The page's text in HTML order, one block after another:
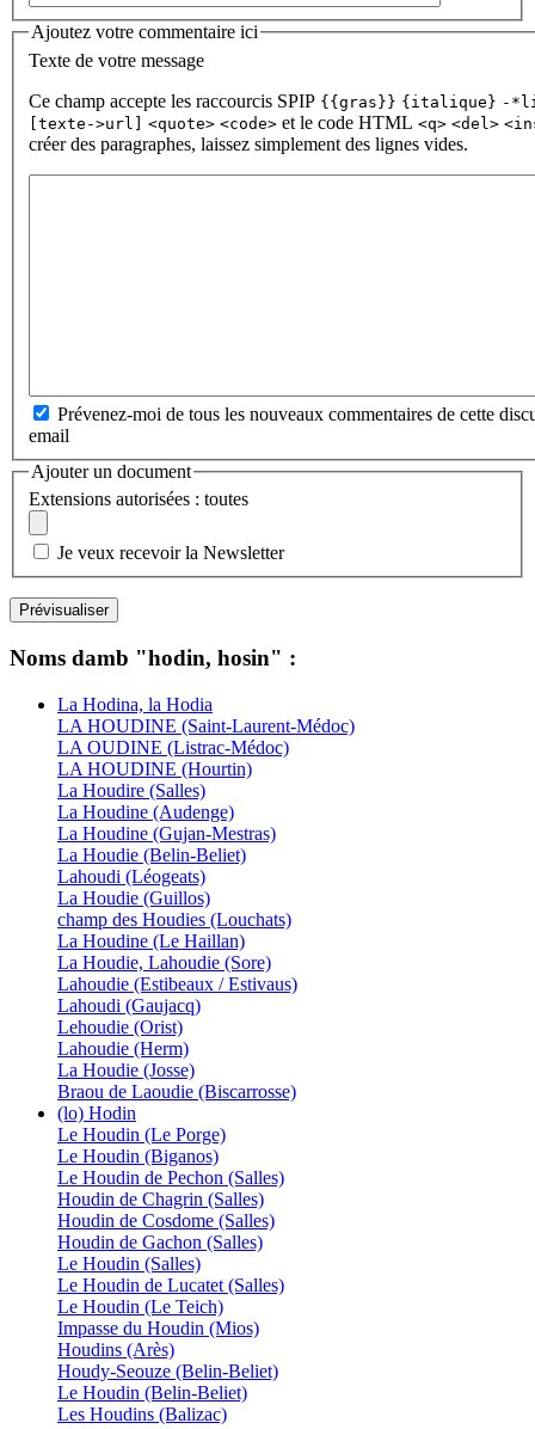
Ajoutez votre commentaire ici
Texte de votre message
Ce champ accepte les raccourcis SPIP {{gras}} {italique} -
[texte->url] <quote> <code> et le code HTML <q> <del>
créer des paragraphes, laissez simplement des lignes vides.
Prévenez-moi de tous les nouveaux commentaires de cette
email
Ajouter un document
Extensions autorisées : toutes
Je veux recevoir la Newsletter
Noms damb "hodin, hosin" :
La Hodina, la Hodia
LA HOUDINE (Saint-Laurent-Médoc)
LA OUDINE (Listrac-Médoc)
LA HOUDINE (Hourtin)
La Houdire (Salles)
La Houdine (Audenge)
La Houdine (Gujan-Mestras)
La Houdie (Belin-Beliet)
Lahoudi (Léogeats)
La Houdie (Guillos)
champ des Houdies (Louchats)
La Houdine (Le Haillan)
La Houdie, Lahoudie (Sore)
Lahoudie (Estibeaux / Estivaus)
Lahoudi (Gaujacq)
Lehoudie (Orist)
Lahoudie (Herm)
La Houdie (Josse)
Braou de Laoudie (Biscarrosse)
(lo) Hodin
Le Houdin (Le Porge)
Le Houdin (Biganos)
Le Houdin de Pechon (Salles)
Houdin de Chagrin (Salles)
Houdin de Cosdome (Salles)
Houdin de Gachon (Salles)
Le Houdin (Salles)
Le Houdin de Lucatet (Salles)
Le Houdin (Le Teich)
Impasse du Houdin (Mios)
Houdins (Arès)
Houdy-Seouze (Belin-Beliet)
Le Houdin (Belin-Beliet)
Les Houdins (Balizac)